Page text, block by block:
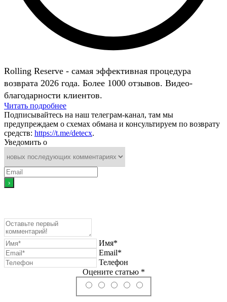
Rolling Reserve - самая эффективная процедура
возврата 2026 года. Более 1000 отзывов. Видео-
благодарности клиентов.
Читать подробнее
Подписывайтесь на наш телеграм-канал, там мы
предупреждаем о схемах обмана и консультируем по возврату
средств: https://t.me/detecx.
Уведомить о
Имя*
Email*
Телефон
Оцените статью *